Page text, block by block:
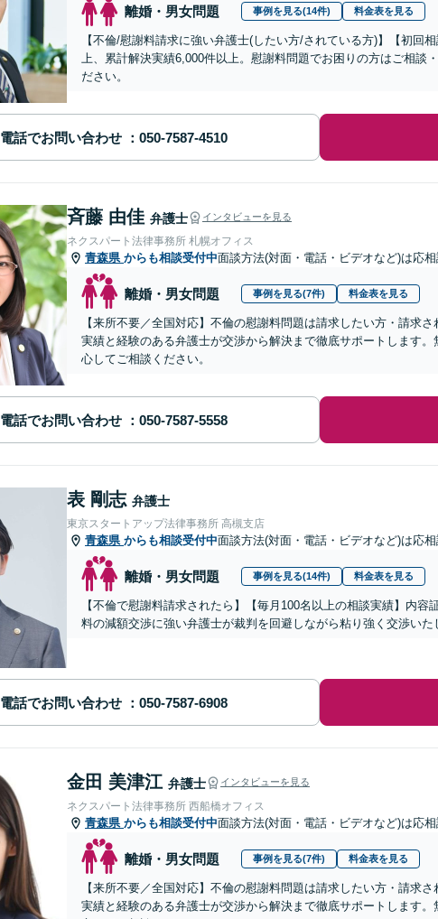
離婚・男女問題 事例を見る(14件) 料金表を見る
【不倫/慰謝料請求に強い弁護士(したい方/されている方)】【初回
上、累計解決実績6,000件以上。慰謝料問題でお困りの方はご相談
ださい。
電話でお問い合わせ
斉藤 由佳 弁護士 インタビューを見る
ネクスパート法律事務所 札幌オフィス
青森県 からも相談受付中面談方法(対面・電話・ビデオなど)は応相
離婚・男女問題 事例を見る(7件) 料金表を見る
【来所不要／全国対応】不倫の慰謝料問題は請求したい方・請求
実績と経験のある弁護士が交渉から解決まで徹底サポートします
心してご相談ください。
電話でお問い合わせ
表 剛志 弁護士
東京スタートアップ法律事務所 高槻支店
青森県 からも相談受付中面談方法(対面・電話・ビデオなど)は応相
離婚・男女問題 事例を見る(14件) 料金表を見る
【不倫で慰謝料請求されたら】【毎月100名以上の相談実績】内
料の減額交渉に強い弁護士が裁判を回避しながら粘り強く交渉いた
電話でお問い合わせ
金田 美津江 弁護士 インタビューを見る
ネクスパート法律事務所 西船橋オフィス
青森県 からも相談受付中面談方法(対面・電話・ビデオなど)は応相
離婚・男女問題 事例を見る(7件) 料金表を見る
【来所不要／全国対応】不倫の慰謝料問題は請求したい方・請求
実績と経験のある弁護士が交渉から解決まで徹底サポートします